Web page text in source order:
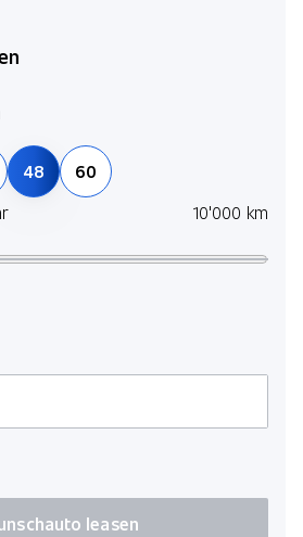
48
60
10'000 km
leasen